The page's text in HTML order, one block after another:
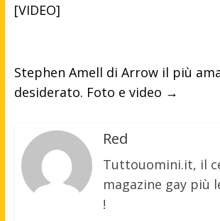
[VIDEO]
Stephen Amell di Arrow il più
desiderato. Foto e video →
Red
Tuttouomini.it, il
magazine gay più
!